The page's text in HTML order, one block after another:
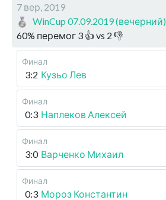
7 вер, 2019
WinCup 07.09.2019 (вечерний)
60% перемог 3 👍 vs 2 👎
Финал
3:2 Кузьо Лев
Финал
0:3 Наплеков Алексей
Финал
3:0 Варченко Михаил
Финал
0:3 Мороз Константин